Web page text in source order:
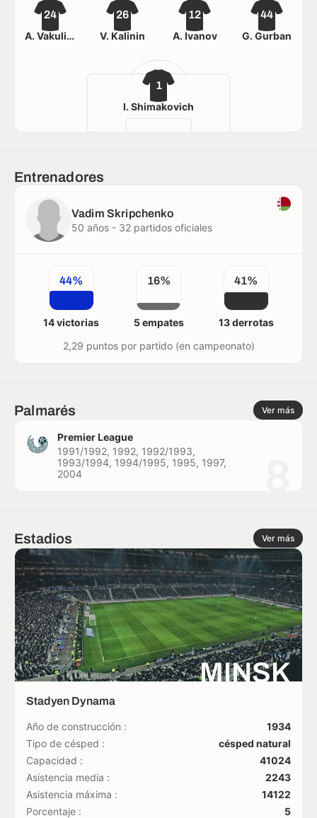
1
I. Shimakovich
24
A. Vakulich
26
V. Kalinin
12
A. Ivanov
44
G. Gurban
Entrenadores
Vadim Skripchenko
50 años - 32 partidos oficiales
44%
14 victorias
16%
5 empates
41%
13 derrotas
2,29 puntos por partido (en campeonato)
Palmarés Ver más
Premier League
1991/1992, 1992, 1992/1993,
1993/1994, 1994/1995, 1995, 1997,
2004
Estadios Ver más
MINSK
Stadyen Dynama
Año de construcción :
1934
Tipo de césped :
césped natural
Capacidad :
41024
Asistencia media :
2243
Asistencia máxima :
14122
Porcentaje :
5